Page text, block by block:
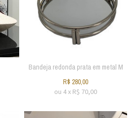
Bandeja redonda prata em metal M
R$ 280,00
ou 4x R$ 70,00